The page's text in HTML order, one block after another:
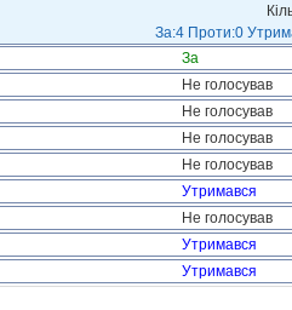
За:4 Проти:0
За
Не голосував
Не голосував
Не голосував
Не голосував
Утримався
Не голосував
Утримався
Утримався